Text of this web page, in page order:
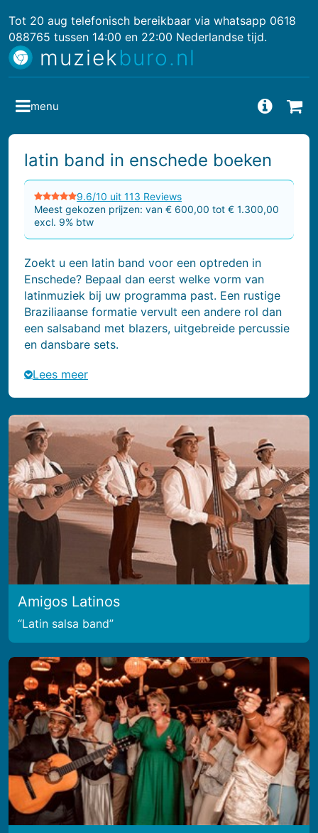
Tot 20 aug telefonisch bereikbaar via whatsapp 0618
088765 tussen 14:00 en 22:00 Nederlandse tijd.
muziekburo.nl
latin band in enschede boeken
9.6/10 uit 113 Reviews
Meest gekozen prijzen: van € 600,00 tot € 1.300,00
excl. 9% btw
Zoekt u een latin band voor een optreden in
Enschede? Bepaal dan eerst welke vorm van
latinmuziek bij uw programma past. Een rustige
Braziliaanse formatie vervult een andere rol dan
een salsaband met blazers, uitgebreide percussie
en dansbare sets.
Lees meer
Amigos Latinos
Latin salsa band
menu